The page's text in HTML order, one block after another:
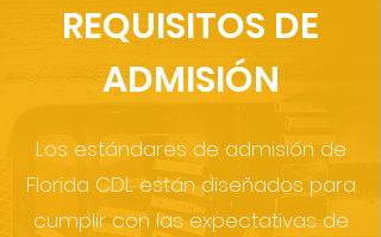
REQUISITOS DE
ADMISIÓN
Los estándares de admisión de
Florida CDL están diseñados para
cumplir con las expectativas de